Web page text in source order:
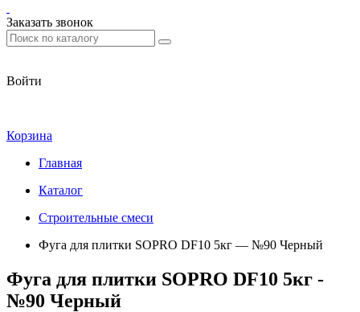
Заказать звонок
Войти
Корзина
Главная
Каталог
Строительные смеси
Фуга для плитки SOPRO DF10 5кг — №90 Черный
Фуга для плитки SOPRO DF10 5кг -
№90 Черный